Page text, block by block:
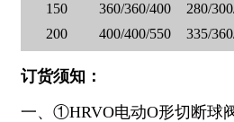
150
360/360/400
280/
200
400/400/550 335/
订货须知：
一、①HRVO电动O形切断球